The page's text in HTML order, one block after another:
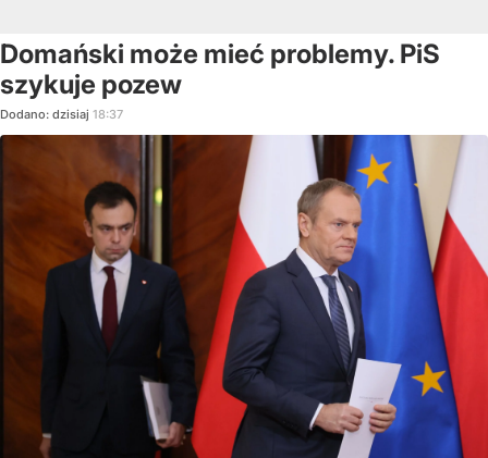
Domański może mieć problemy. PiS
szykuje pozew
Dodano: dzisiaj 18:37